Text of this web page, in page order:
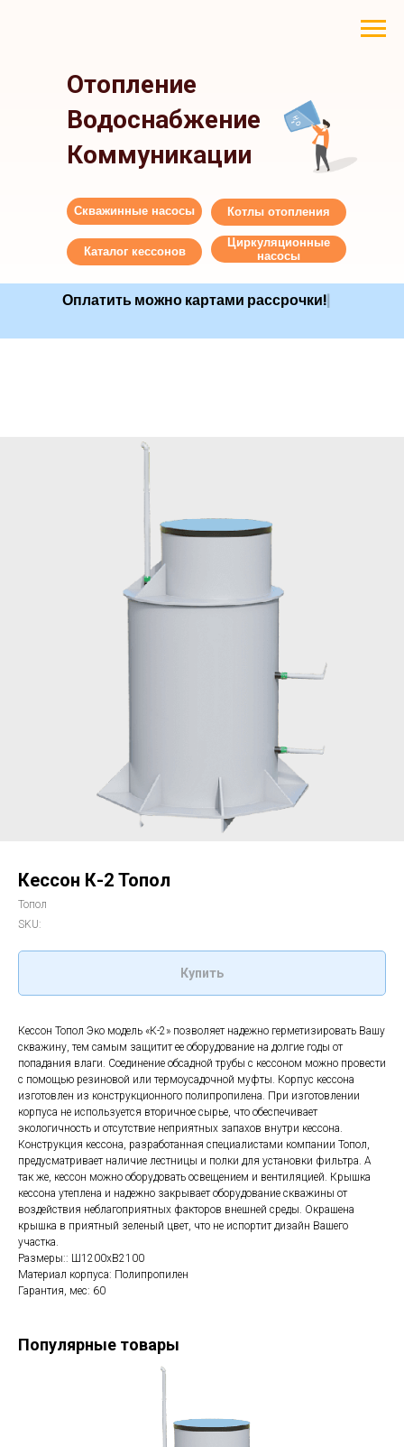
Отопление
Водоснабжение
Коммуникации
Оплатить можно картами рассро|
Скважинные насосы
Каталог кессонов
Циркуляционные
насосы
Котлы отопления
Кессон К-2 Топол
Топол
SKU:
Купить
Кессон Топол Эко модель «К-2» позволяет надежно герметизировать Вашу
скважину, тем самым защитит ее оборудование на долгие годы от
попадания влаги. Соединение обсадной трубы с кессоном можно провести
с помощью резиновой или термоусадочной муфты. Корпус кессона
изготовлен из конструкционного полипропилена. При изготовлении
корпуса не используется вторичное сырье, что обеспечивает
экологичность и отсутствие неприятных запахов внутри кессона.
Конструкция кессона, разработанная специалистами компании Топол,
предусматривает наличие лестницы и полки для установки фильтра. А
так же, кессон можно оборудовать освещением и вентиляцией. Крышка
кессона утеплена и надежно закрывает оборудование скважины от
воздействия неблагоприятных факторов внешней среды. Окрашена
крышка в приятный зеленый цвет, что не испортит дизайн Вашего
участка.
Размеры:: Ш1200хВ2100
Материал корпуса: Полипропилен
Гарантия, мес: 60
Популярные товары